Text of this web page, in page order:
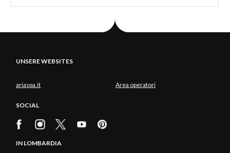
UNSERE WEBSITES
ariaspa.it Area operatori
SOCIAL
IN LOMBARDIA